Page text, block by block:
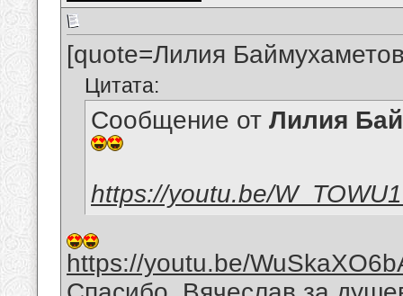
[quote=Лилия
Цитата:
Сообщение от Лилия
https://youtu.be/
https://youtu.be/